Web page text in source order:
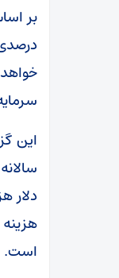
این
دلار
است.